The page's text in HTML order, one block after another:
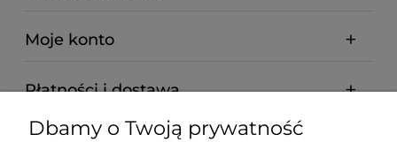
Moje konto
Płatności i dostawa
Dbamy o Twoją prywatność